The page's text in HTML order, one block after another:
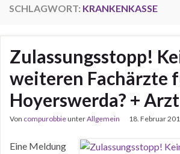
SCHLAGWORT: KRANKENKASSE
Zulassungsstopp!
weiteren Fachärzte
Hoyerswerda? +
Von compurobbieunterAllgemein 18. Februar
Eine Meldung